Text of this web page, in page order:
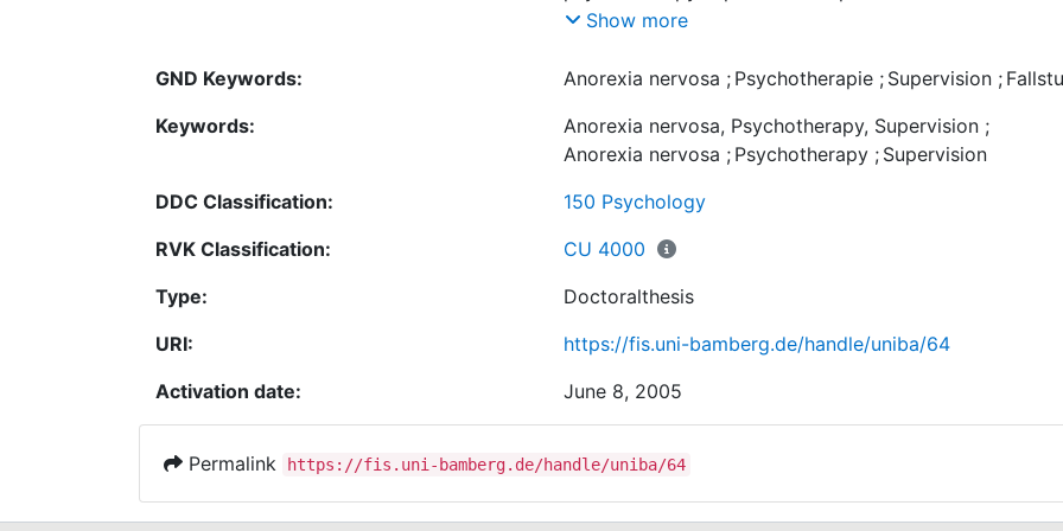
decreased extent of accompanying symptoms
Show more
GND Keywords: Anorexia nervosa ; Psychotherapie ; Supervision ;
Keywords:
Anorexia nervosa, Psychotherapy, Supervision ;
Anorexia nervosa ; Psychotherapy ; Supervision
DDC Classification:
150 Psychology
RVK Classification:
CU 4000
Type:
Doctoralthesis
URI:
https://fis.uni-bamberg.de/handle/uniba/64
Activation date:
June 8, 2005
Permalink https://fis.uni-bamberg.de/handle/uniba/64